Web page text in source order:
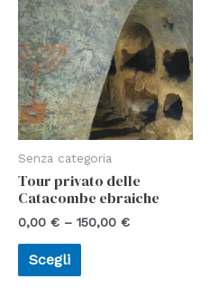
Senza categoria
Tour privato delle
Catacombe ebraiche
0,00 € – 150,00 €
Scegli